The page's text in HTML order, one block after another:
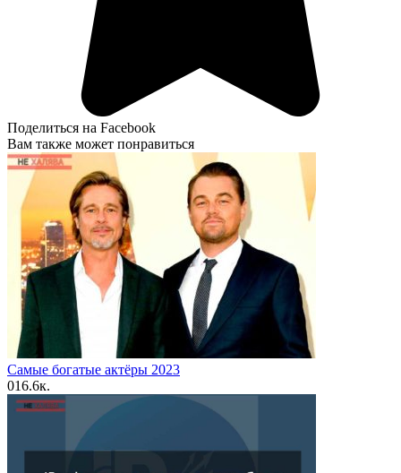
Поделиться на Facebook
Вам также может понравиться
Самые богатые актёры 2023
016.6к.